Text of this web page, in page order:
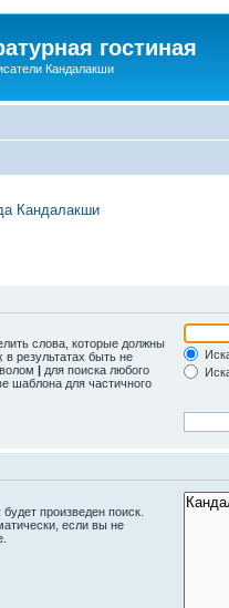
гостиная
Кандалакши
Кандалакши
слова, которые должны
в результатах быть не
| для поиска любого
шаблона для частичного
произведен поиск.
если вы не